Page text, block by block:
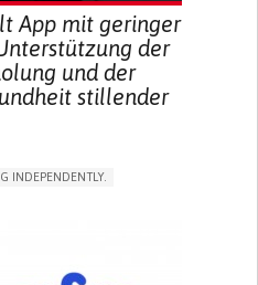
App mit geringer
der
und der
stillender
INDEPENDENTLY.